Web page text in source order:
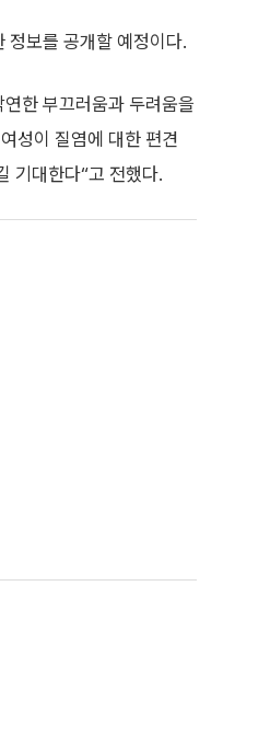
정보를 공개할 예정이다.
한 부끄러움과 두려움을
성이 질염에 대한 편견
기대한다“고 전했다.